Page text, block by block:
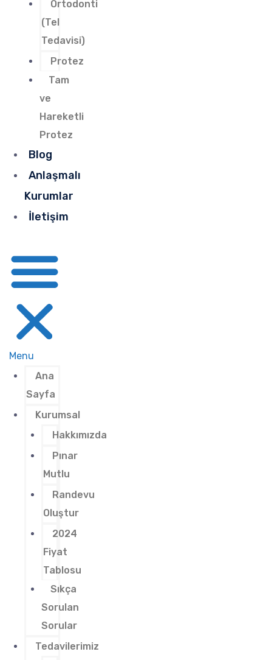
Ortodonti
(Tel
Tedavisi)
Protez
Tam
ve
Hareketli
Protez
Blog
Anlaşmalı
Kurumlar
İletişim
Menu
Ana
Sayfa
Kurumsal
Hakkımızda
Pınar
Mutlu
Randevu
Oluştur
2024
Fiyat
Tablosu
Sıkça
Sorulan
Sorular
Tedavilerimiz